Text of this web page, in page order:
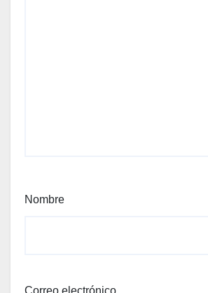
Nombre
Correo electrónico